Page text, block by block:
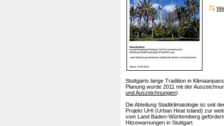
Stuttgarts lange Tradition in
Planung wurde 2011 mit der
und Auszeichnungen)
Die Abteilung Stadtklimatologie ist seit
Projekt UHI (Urban Heat Island) zur
vom Land Baden-Württemberg
Hitzewarnungen in Stuttgart.